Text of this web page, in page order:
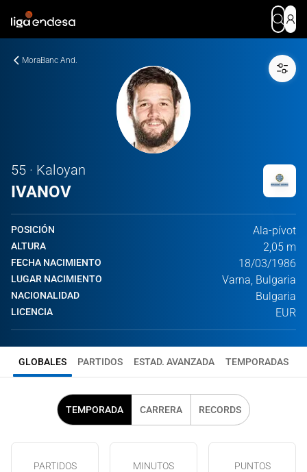
MoraBanc And.
55 · Kaloyan
IVANOV
POSICIÓN Ala-pívot
ALTURA 2,05 m
FECHA NACIMIENTO 18/03/1986
LUGAR NACIMIENTO Varna, Bulgaria
NACIONALIDAD Bulgaria
LICENCIA EUR
GLOBALES PARTIDOS ESTAD. AVANZADA TEMPORADAS
TEMPORADA CARRERA RECORDS
PARTIDOS MINUTOS PUNTOS